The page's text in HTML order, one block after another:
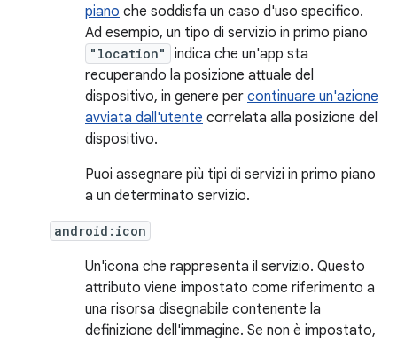
piano che soddisfa un caso d'uso specifico.
Ad esempio, un tipo di servizio in primo piano
"location"
indica che un'app sta
recuperando la posizione attuale del
dispositivo, in genere per continuare un'azione
avviata dall'utente correlata alla posizione del
dispositivo.
Puoi assegnare più tipi di servizi in primo piano
a un determinato servizio.
android:icon
Un'icona che rappresenta il servizio. Questo
attributo viene impostato come riferimento a
una risorsa disegnabile contenente la
definizione dell'immagine. Se non è impostato,